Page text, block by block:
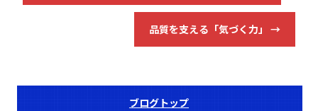
品質を支える「気づく力」 →
ブログトップ